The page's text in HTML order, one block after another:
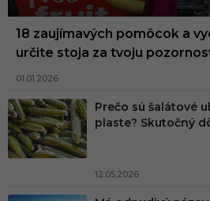
18 zaujímavých pomôcok a
určite stoja za tvoju
01.01.2026
Prečo sú šalátové
plaste? Skutočný
12.05.2026